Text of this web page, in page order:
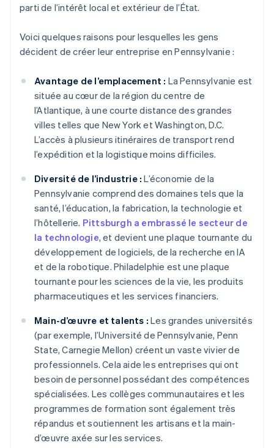
parti de l’intérêt local et extérieur de l’État.
Voici quelques raisons pour lesquelles les gens
décident de créer leur entreprise en Pennsylvanie :
Avantage de l’emplacement : La Pennsylvanie est
située au cœur de la région du centre de
l’Atlantique, à une courte distance des grandes
villes telles que New York et Washington, D.C.
L’accès à plusieurs itinéraires de transport rend
l’expédition et la logistique moins difficiles.
Diversité de l’industrie : L’économie de la
Pennsylvanie comprend des domaines tels que la
santé, l’éducation, la fabrication, la technologie et
l’hôtellerie. Pittsburgh a embrassé le secteur de
la technologie, et devient une plaque tournante du
développement de logiciels, de la recherche en IA
et de la robotique. Philadelphie est une plaque
tournante pour les sciences de la vie, les produits
pharmaceutiques et les services financiers.
Main-d’œuvre et talents : Les grandes universités
(par exemple, l’Université de Pennsylvanie, Penn
State, Carnegie Mellon) créent un vaste vivier de
professionnels. Cela aide les entreprises qui ont
besoin de personnel possédant des compétences
spécialisées. Les collèges communautaires et les
programmes de formation sont également très
répandus et soutiennent les artisans et la main-
d’œuvre axée sur les services.